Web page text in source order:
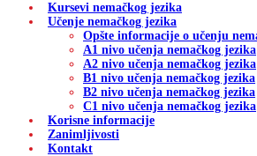
Kursevi nemačkog jezika
Učenje nemačkog jezika
Opšte informacije o učenju
A1 nivo učenja nemačkog jezika
A2 nivo učenja nemačkog jezika
B1 nivo učenja nemačkog jezika
B2 nivo učenja nemačkog jezika
C1 nivo učenja nemačkog jezika
Korisne informacije
Zanimljivosti
Kontakt